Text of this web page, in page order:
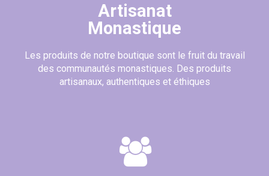
Artisanat
Monastique
Les produits de notre boutique sont le fruit du travail
des communautés monastiques. Des produits
artisanaux, authentiques et éthiques